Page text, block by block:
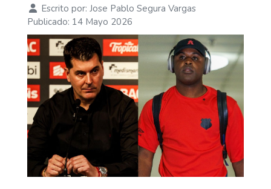
Escrito por: Jose Pablo Segura Vargas
Publicado: 14 Mayo 2026